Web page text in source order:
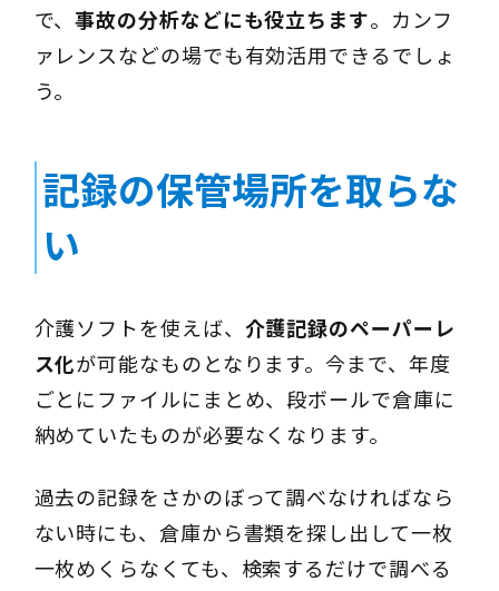
で、事故の分析などにも役立ちます。カンフ
ァレンスなどの場でも有効活用できるでしょ
う。
記録の保管場所を取らな
い
介護ソフトを使えば、 介護記録のペーパーレ
ス化が可能なものとなります。今まで、年度
ごとにファイルにまとめ、段ボールで倉庫に
納めていたものが必要なくなります。
過去の記録をさかのぼって調べなければなら
ない時にも、倉庫から書類を探し出して一枚
一枚めくらなくても、検索するだけで調べる